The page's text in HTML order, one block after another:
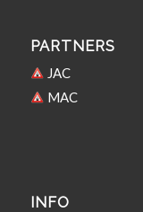
PARTNERS
JAC
MAC
INFO